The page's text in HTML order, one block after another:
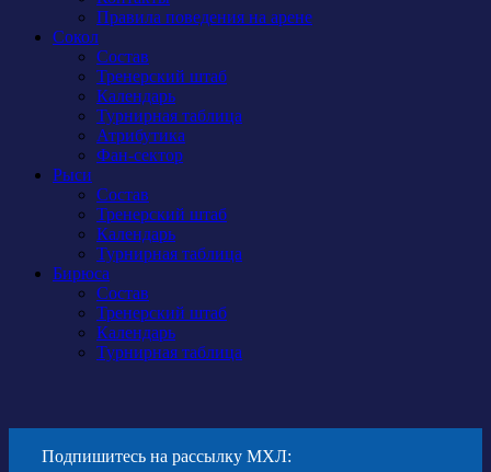
Правила поведения на арене
Сокол
Состав
Тренерский штаб
Календарь
Турнирная таблица
Атрибутика
Фан-сектор
Рыси
Состав
Тренерский штаб
Календарь
Турнирная таблица
Бирюса
Состав
Тренерский штаб
Календарь
Турнирная таблица
Подпишитесь на рассылку МХЛ: